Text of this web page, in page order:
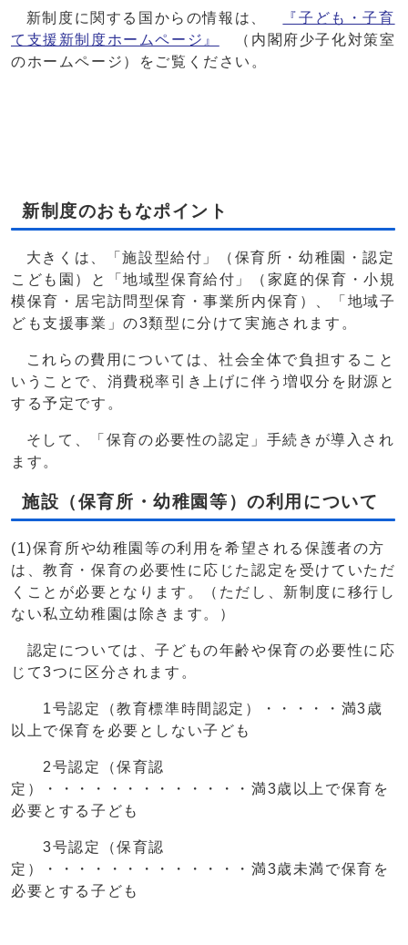
新制度に関する国からの情報は、
『子ども・子育
て支援新制度ホームページ』
（内閣府少子化対策室
のホームページ）をご覧ください。
新制度のおもなポイント
大きくは、「施設型給付」（保育所・幼稚園・認定
こども園）と「地域型保育給付」（家庭的保育・小規
模保育・居宅訪問型保育・事業所内保育）、「地域子
ども支援事業」の3類型に分けて実施されます。
これらの費用については、社会全体で負担すること
いうことで、消費税率引き上げに伴う増収分を財源と
する予定です。
そして、「保育の必要性の認定」手続きが導入され
ます。
施設（保育所・幼稚園等）の利用について
(1)保育所や幼稚園等の利用を希望される保護者の方
は、教育・保育の必要性に応じた認定を受けていただ
くことが必要となります。（ただし、新制度に移行し
ない私立幼稚園は除きます。）
認定については、子どもの年齢や保育の必要性に応
じて3つに区分されます。
1号認定（教育標準時間認定）・・・・・満3歳
以上で保育を必要としない子ども
2号認定（保育認
定）・・・・・・・・・・・・・満3歳以上で保育を
必要とする子ども
3号認定（保育認
定）・・・・・・・・・・・・・満3歳未満で保育を
必要とする子ども